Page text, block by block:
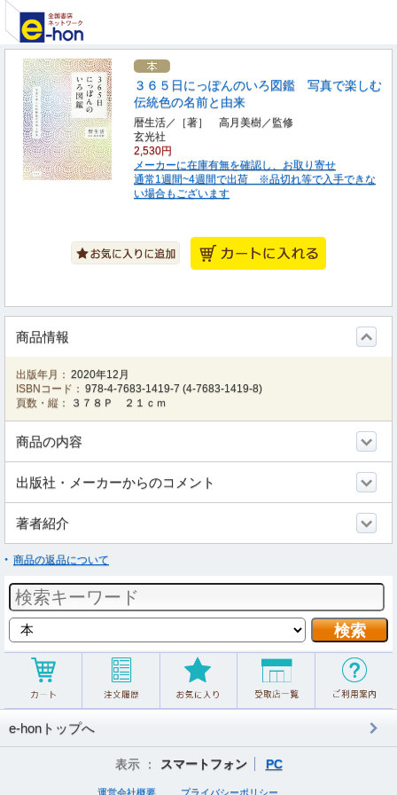
３６５日にっぽんのいろ図鑑 写真で楽しむ
伝統色の名前と由来
暦生活／［著］ 高月美樹／監修
玄光社
2,530円
メーカーに在庫有無を確認し、お取り寄せ
通常1週間~4週間で出荷 ※品切れ等で入手できな
い場合もございます
商品情報
出版年月： 2020年12月
ISBNコード： 978-4-7683-1419-7 (4-7683-1419-8)
頁数・縦：
３７８Ｐ ２１ｃｍ
商品の内容
出版社・メーカーからのコメント
著者紹介
商品の返品について
e-honトップへ
表示 ： スマートフォン PC
運営会社概要 プライバシーポリシー